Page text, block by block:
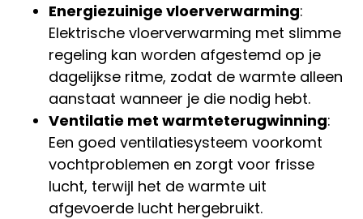
Energiezuinige vloerverwarming:
Elektrische vloerverwarming met slimme
regeling kan worden afgestemd op je
dagelijkse ritme, zodat de warmte alleen
aanstaat wanneer je die nodig hebt.
Ventilatie met warmteterugwinning:
Een goed ventilatiesysteem voorkomt
vochtproblemen en zorgt voor frisse
lucht, terwijl het de warmte uit
afgevoerde lucht hergebruikt.